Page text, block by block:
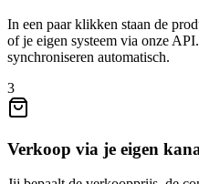
In een paar klikken staan de
of je eigen systeem via onze
synchroniseren automatisch.
3
Verkoop via je eigen